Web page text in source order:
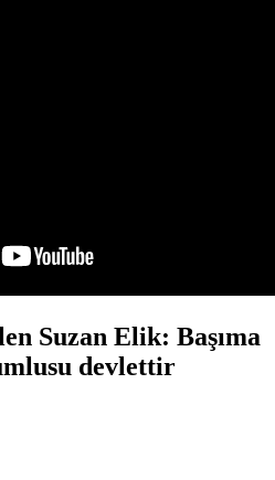
Suzan Elik: Başıma
devlettir